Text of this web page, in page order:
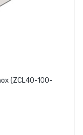
(ZCL40-100-